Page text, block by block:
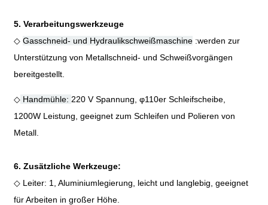
5. Verarbeitungswerkzeuge
◇Gasschneid- und Hydraulikschweißmaschine :werden zur
Unterstützung von Metallschneid- und Schweißvorgängen
bereitgestellt.
◇ Handmühle: 220 V Spannung,φ110er Schleifscheibe,
1200W Leistung, geeignet zum Schleifen und Polieren von
Metall.
6. Zusätzliche Werkzeuge:
◇ Leiter: 1, Aluminiumlegierung, leicht und langlebig, geeignet
für Arbeiten in großer Höhe.